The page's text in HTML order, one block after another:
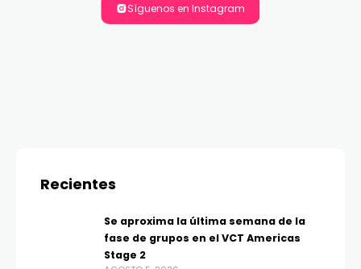
Síguenos en Instagram
Recientes
Se aproxima la última semana de la
fase de grupos en el VCT Americas
Stage 2